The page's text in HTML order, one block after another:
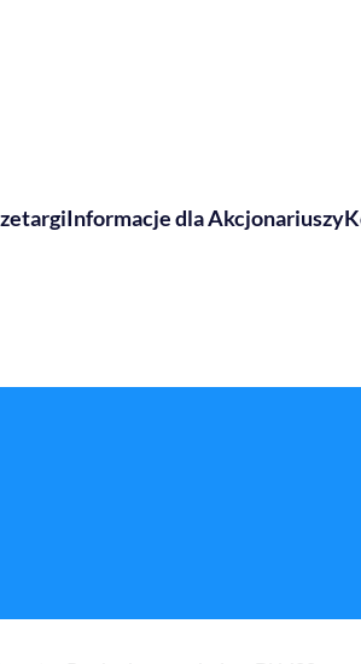
Informacje dla Akcjonariuszy